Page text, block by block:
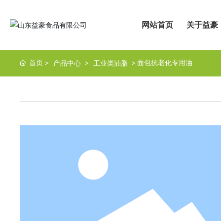
网站首页 关于益豪
首页 产品中心 工业类油脂 面包抗老化专用油